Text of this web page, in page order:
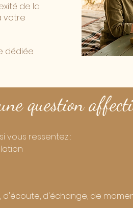
de la
votre
dédiée
question
vous ressentez :
d'échange, de